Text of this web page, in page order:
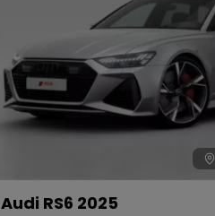
Audi RS6 2025